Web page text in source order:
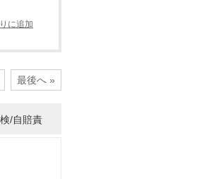
に追加
最後へ »
/自賠責